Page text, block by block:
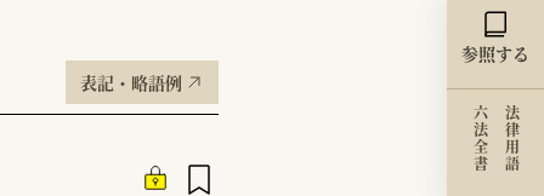
表記・略語例
参照する
法律用語
六法全書